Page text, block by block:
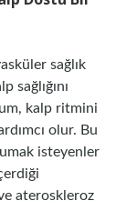
sağlık
sağlığını
kalp ritmini
olur. Bu
isteyenler
ateroskleroz